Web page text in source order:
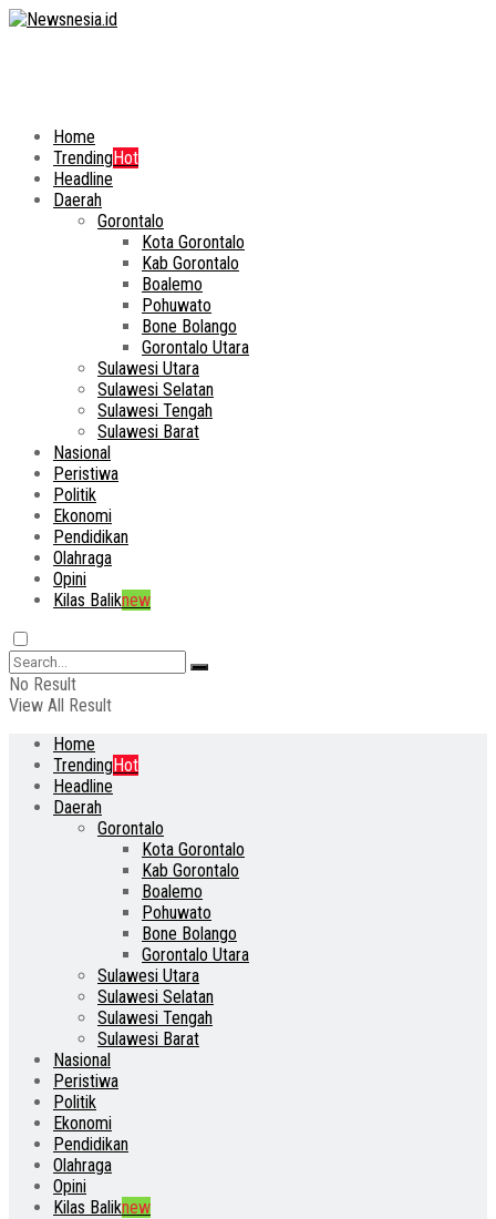
Home
TrendingHot
Headline
Daerah
Gorontalo
Kota Gorontalo
Kab Gorontalo
Boalemo
Pohuwato
Bone Bolango
Gorontalo Utara
Sulawesi Utara
Sulawesi Selatan
Sulawesi Tengah
Sulawesi Barat
Nasional
Peristiwa
Politik
Ekonomi
Pendidikan
Olahraga
Opini
Kilas Baliknew
No Result
View All Result
Home
TrendingHot
Headline
Daerah
Gorontalo
Kota Gorontalo
Kab Gorontalo
Boalemo
Pohuwato
Bone Bolango
Gorontalo Utara
Sulawesi Utara
Sulawesi Selatan
Sulawesi Tengah
Sulawesi Barat
Nasional
Peristiwa
Politik
Ekonomi
Pendidikan
Olahraga
Opini
Kilas Baliknew